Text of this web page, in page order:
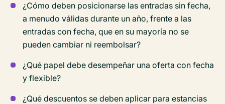
¿Cómo deben posicionarse las entradas sin fecha,
a menudo válidas durante un año, frente a las
entradas con fecha, que en su mayoría no se
pueden cambiar ni reembolsar?
¿Qué papel debe desempeñar una oferta con fecha
y flexible?
¿Qué descuentos se deben aplicar para estancias